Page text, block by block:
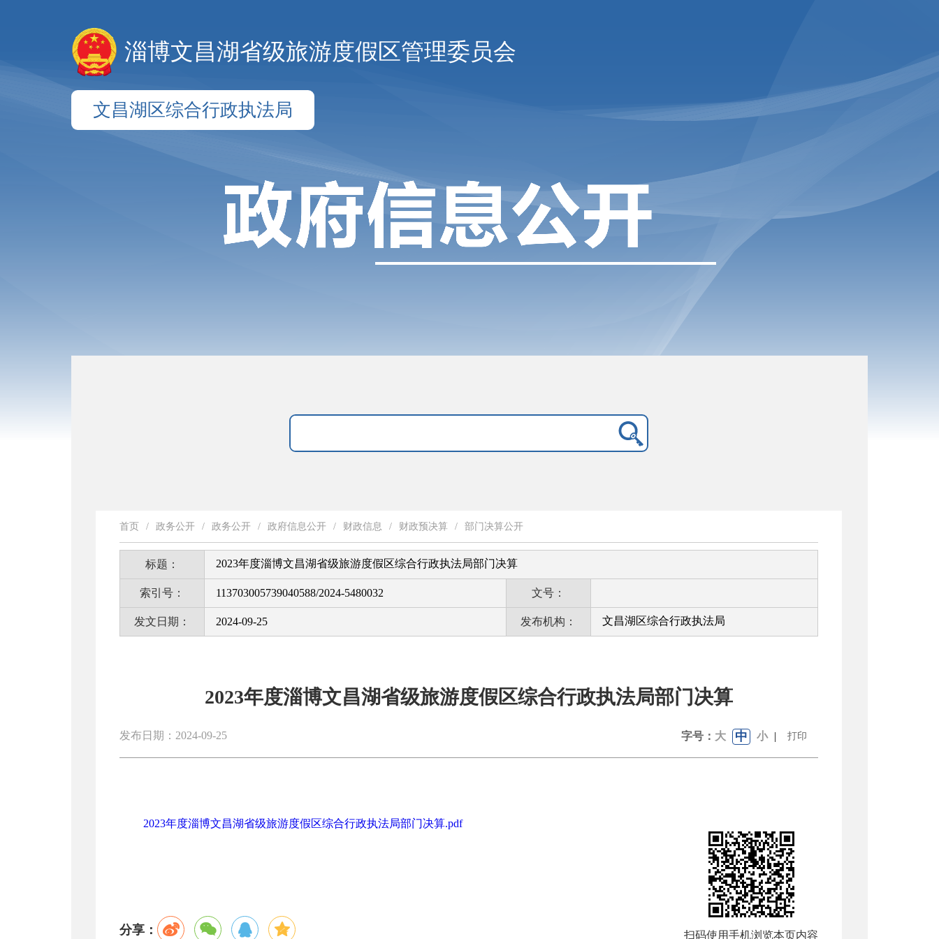
淄博文昌湖省级旅游度假区管理委员会
文昌湖区综合行政执法局
首页 / 政务公开 / 政务公开 / 政府信息公开 / 财政信息 / 财政预决算 / 部门决算公开
标题： 2023年度淄博文昌湖省级旅游度假区综合行政执法局部门决算
索引号： 113703005739040588/2024-5480032 文号：
发文日期： 2024-09-25 发布机构： 文昌湖区综合行政执法局
2023年度淄博文昌湖省级旅游度假区综合行政执法局部门决算
发布日期：2024-09-25 字号： 大 中 小 | 打印
2023年度淄博文昌湖省级旅游度假区综合行政执法局部门决算.pdf
分享： 扫码使用手机浏览本页内容